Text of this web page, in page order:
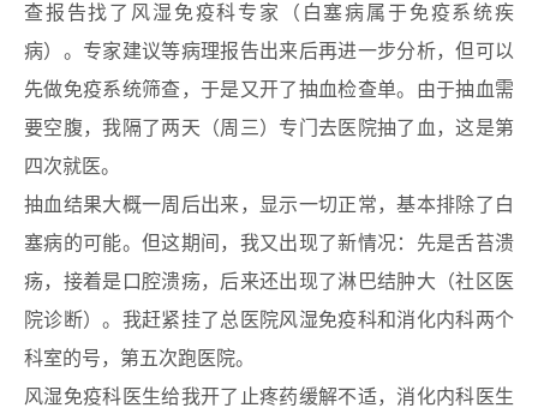
查报告找了风湿免疫科专家（白塞病属于免疫系统疾
病）。专家建议等病理报告出来后再进一步分析，但可以
先做免疫系统筛查，于是又开了抽血检查单。由于抽血需
要空腹，我隔了两天（周三）专门去医院抽了血，这是第
四次就医。
抽血结果大概一周后出来，显示一切正常，基本排除了白
塞病的可能。但这期间，我又出现了新情况：先是舌苔溃
疡，接着是口腔溃疡，后来还出现了淋巴结肿大（社区医
院诊断）。我赶紧挂了总医院风湿免疫科和消化内科两个
科室的号，第五次跑医院。
风湿免疫科医生给我开了止疼药缓解不适，消化内科医生